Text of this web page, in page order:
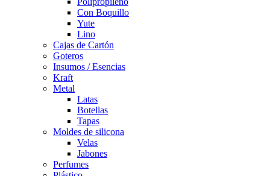
Con Boquillo
Yute
Lino
Cajas de Cartón
Goteros
Insumos / Esencias
Kraft
Metal
Latas
Botellas
Tapas
Moldes de silicona
Velas
Jabones
Perfumes